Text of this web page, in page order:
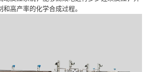
高产率的化学合成过程。